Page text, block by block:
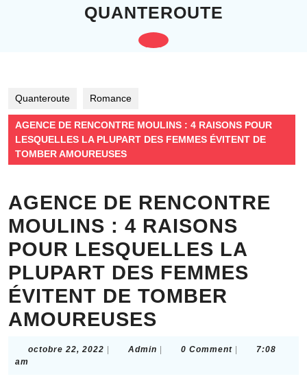
QUANTEROUTE
Open
Quanteroute Romance
AGENCE DE RENCONTRE MOULINS : 4 RAISONS POUR
LESQUELLES LA PLUPART DES FEMMES ÉVITENT DE
TOMBER AMOUREUSES
AGENCE DE RENCONTRE
MOULINS : 4 RAISONS
POUR LESQUELLES LA
PLUPART DES FEMMES
ÉVITENT DE TOMBER
AMOUREUSES
octobre 22, 2022 octobreAdmin Admin0 Comment
7:08
am